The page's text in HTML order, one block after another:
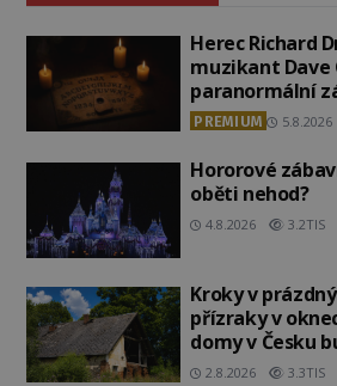
Herec Richard
muzikant Dave
paranormální
PREMIUM 5.8.2026
Hororové
oběti nehod?
4.8.2026 3.2TIS
Kroky v
přízraky v
domy v Česku
2.8.2026 3.3TIS